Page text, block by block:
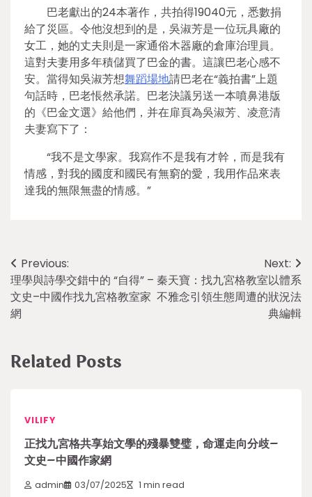
巴老獻出的24本著作，共拍得19040元，悉數捐
給了災區。令他沒想到的是，吳淑芳是一位玩具廠的
女工，她的丈夫則是一家通俗木器廠的倉庫治理員。
這對夫妻用多年積儲買了巴金的書。這讓巴老心感不
安。當得知吳淑芳想舞蹈場地請巴老在“義拍書”上題
句話時，巴老悵然承諾。巴老決議另送一本噴鼻港版
的《巴金文選》給他們，并在扉頁為吳淑芳、凌意清
夫妻寫下了：
“我不是文學家。我寫作不是我有才幹，而是我有
情感，對我的國度和國民有無窮的愛，我用作品來表
達我的無限無盡的情感。”
Post
navigation
Previous:
理學與詩學交錯中的 “自得” –
文史–中國作找九宮格教室家
網
Next:
秦天寶：找九宮格教室以體系
不雅念引領生態周遭的狀況法
典編輯
Related Posts
VILIFY
正找九宮格共享始文學的殘暴雙璧，命運走向分歧–
文史–中國作家網
admin 03/07/2025 1 min read